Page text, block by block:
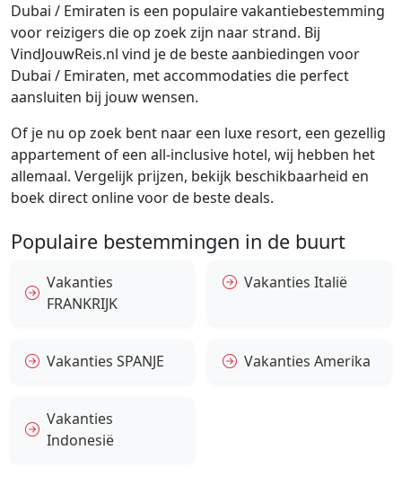
Dubai / Emiraten is een populaire vakantiebestemming
voor reizigers die op zoek zijn naar strand. Bij
VindJouwReis.nl vind je de beste aanbiedingen voor
Dubai / Emiraten, met accommodaties die perfect
aansluiten bij jouw wensen.
Of je nu op zoek bent naar een luxe resort, een gezellig
appartement of een all-inclusive hotel, wij hebben het
allemaal. Vergelijk prijzen, bekijk beschikbaarheid en
boek direct online voor de beste deals.
Populaire bestemmingen in de buurt
Vakanties
FRANKRIJK
Vakanties Italië
Vakanties SPANJE Vakanties Amerika
Vakanties
Indonesië